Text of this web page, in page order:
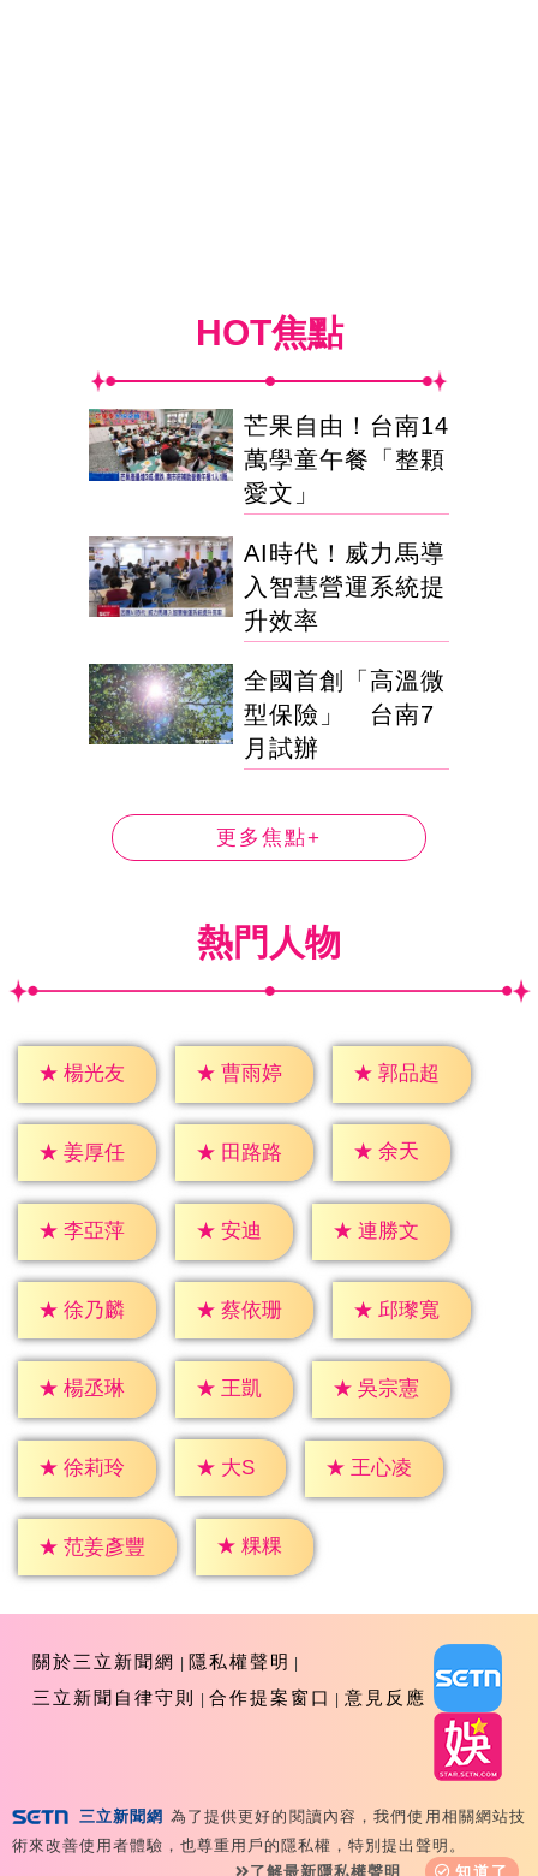
HOT焦點
芒果自由！台南14
萬學童午餐「整顆
愛文」
AI時代！威力馬導
入智慧營運系統提
升效率
全國首創「高溫微
型保險」 台南7
月試辦
更多焦點+
熱門人物
★ 楊光友 ★ 曹雨婷 ★ 郭品超
★ 姜厚任 ★ 田路路 ★ 余天
★ 李亞萍 ★ 安迪 ★ 連勝文
★ 徐乃麟 ★ 蔡依珊 ★ 邱瓈寬
★ 楊丞琳 ★ 王凱 ★ 吳宗憲
★ 徐莉玲 ★ 大S ★ 王心凌
★ 范姜彥豐 ★ 粿粿
關於三立新聞網
隱私權聲明
三立新聞自律守則
合作提案窗口 意見反應
Reserved 版權所有 盜用必究 台北市內湖區舊宗路一段159
三立新聞網 為了提供更好的閱讀內容，我們使用相關網站技
術來改善使用者體驗，也尊重用戶的隱私權，特別提出聲明。
了解最新隱私權聲明
知道了